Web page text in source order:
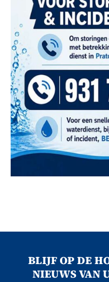
BLIJF OP DE
NIEUWS VAN